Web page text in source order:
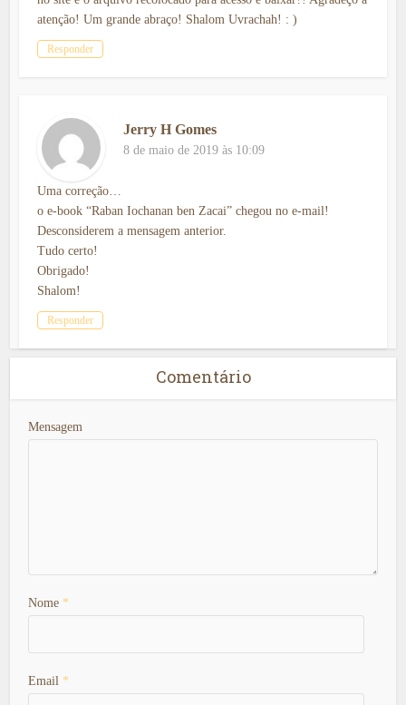
atenção! Um grande abraço! Shalom Uvrachah! : )
Responder
Jerry H Gomes
8 de maio de 2019 às 10:09
Uma correção…
o e-book “Raban Iochanan ben Zacai” chegou no e-mail!
Desconsiderem a mensagem anterior.
Tudo certo!
Obrigado!
Shalom!
Responder
Comentário
Mensagem
Nome *
Email *